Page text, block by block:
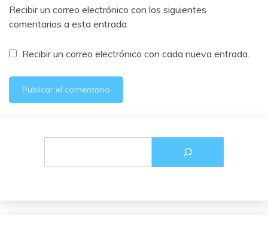
Recibir un correo electrónico con los siguientes
comentarios a esta entrada.
Recibir un correo electrónico con cada nueva entrada.